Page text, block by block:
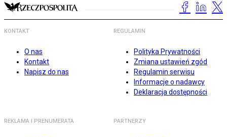
KONTAKT
O nas
Kontakt
Napisz do nas
REGULAMIN
Polityka Prywatności
Zmiana ustawień zgód
Regulamin serwisu
Informacje o nadawcy
Deklaracja dostępności
REKLAMA I PRENUMERATA PARTNERZY